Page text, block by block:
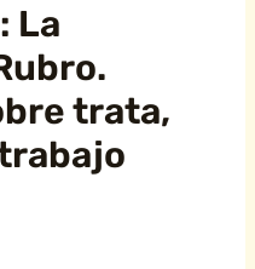
La
trata,